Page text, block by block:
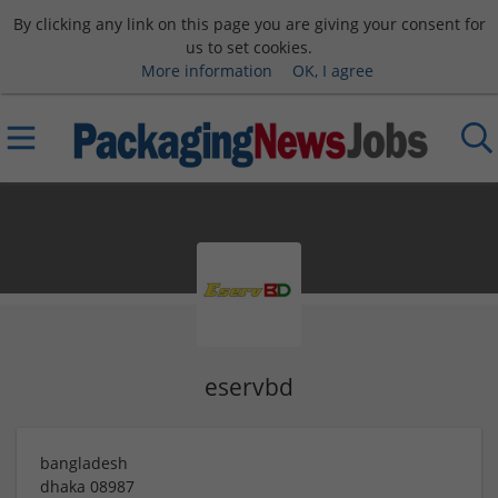
By clicking any link on this page you are giving your consent for
us to set cookies.
More information
OK, I agree
eservbd
bangladesh
dhaka 08987